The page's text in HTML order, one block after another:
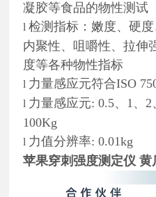
凝胶等食品的物性测试
l检测指标：嫩度、硬度
内聚性、咀嚼性、拉伸
度等各种物性指标
l 力量感应元符合ISO
l 力量感应元: 0.5、1、2
100Kg
l 力值分辨率: 0.01kg
苹果穿刺强度测定仪